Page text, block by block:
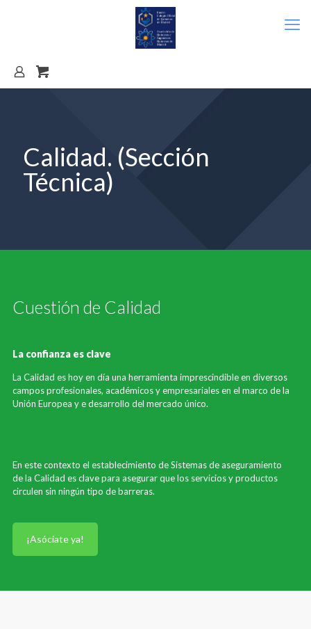
Calidad. (Sección
Técnica)
Cuestión de Calidad
La confianza es clave
La Calidad es hoy en día una herramienta imprescindible en diversos
campos profesionales, académicos y empresariales en el marco de la
Unión Europea y e desarrollo del mercado único.
En este contexto el establecimiento de Sistemas de aseguramiento
de la Calidad es clave para asegurar que los servicios y productos
circulen sin ningún tipo de barreras.
¡Asóciate ya!